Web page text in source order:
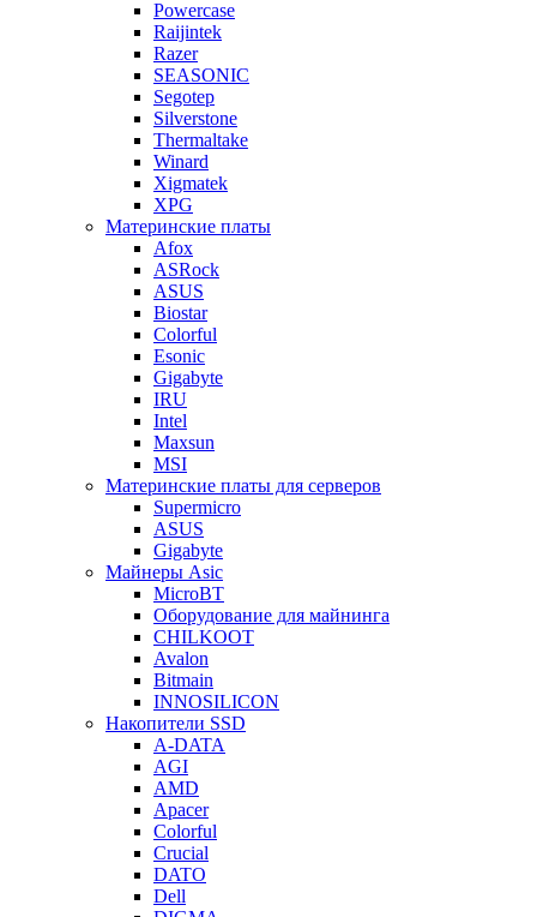
Powercase
Raijintek
Razer
SEASONIC
Segotep
Silverstone
Thermaltake
Winard
Xigmatek
XPG
Материнские платы
Afox
ASRock
ASUS
Biostar
Colorful
Esonic
Gigabyte
IRU
Intel
Maxsun
MSI
Материнские платы для серверов
Supermicro
ASUS
Gigabyte
Майнеры Asic
MicroBT
Оборудование для майнинга
CHILKOOT
Avalon
Bitmain
INNOSILICON
Накопители SSD
A-DATA
AGI
AMD
Apacer
Colorful
Crucial
DATO
Dell